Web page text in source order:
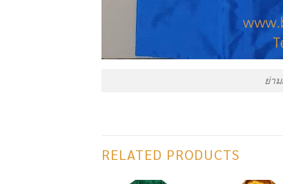
ย่า
RELATED PRODUCTS